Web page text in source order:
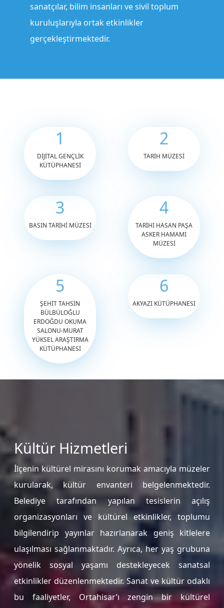
sanatçılar, bilim insanları ve sivil toplum
kuruluşlarıyla ortak etkinlikler
gerçekleştirmektedir.
1
DİJİTAL GENÇLİK
KÜTÜPHANESİ
2
TARİH MÜZESİ
3
BASIN TARİHİ MÜZESİ
4
TARİHİ HASAN PAŞA
ASKER HAMAMI
MÜZESİ
5
ŞEHİT TAHSİN
BÜLBÜLOĞLU
ERDOĞDU OKUMA
SALONU-MURAT
YÜKSEL ARAŞTIRMA
KÜTÜPHANESİ
6
AKYAZI KÜTÜPHANESİ
Kültür Hizmetleri
İlçenin kültürel mirasını korumak amacıyla müzeler
kurularak, kültür envanteri belgelenmektedir.
Belediye tarafından yapılan tesislerin açılış
organizasyonları ve kültürel etkinlikler, toplumu
bilgilendirip yayınlar hazırlanarak geniş kitlelere
ulaşılması sağlanmaktadır. Ayrıca, her yaş grubuna
yönelik sosyal yaşamı destekleyecek sanatsal
etkinlikler düzenlenmektedir. Sanat ve kültür odaklı
bu faaliyetler, Ortahisar’ı zengin bir kültürel